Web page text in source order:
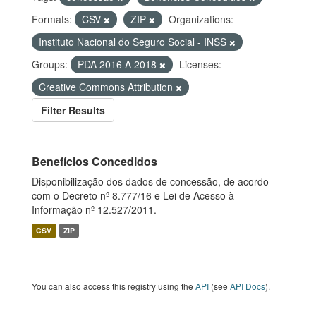
Formats:
CSV ZIP
Organizations:
Instituto Nacional do Seguro Social - INSS
Groups:
PDA 2016 A 2018
Licenses:
Creative Commons Attribution
Filter Results
Benefícios Concedidos
Disponibilização dos dados de concessão, de acordo
com o Decreto nº 8.777/16 e Lei de Acesso à
Informação nº 12.527/2011.
CSV ZIP
You can also access this registry using the API (see API Docs).